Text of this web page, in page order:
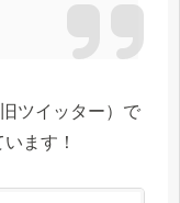
ツイッター）で
ます！